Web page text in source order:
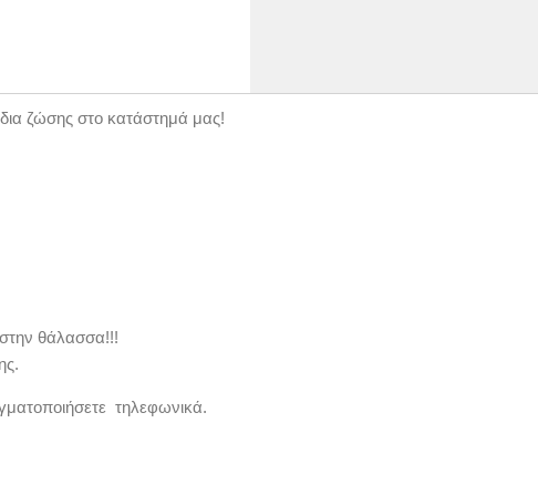
ζώσης στο κατάστημά μας!
θάλασσα!!!
τηλεφωνικά.